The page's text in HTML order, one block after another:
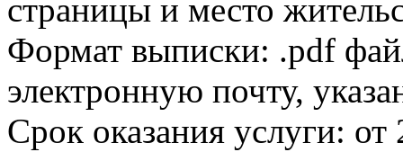
страницы и место
Формат выписки: .pdf
электронную почту,
Срок оказания услуги: от